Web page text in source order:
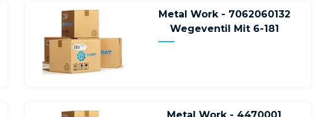
Metal Work - 7062060132
Wegeventil Mit 6-181
Metal Work - 4470001